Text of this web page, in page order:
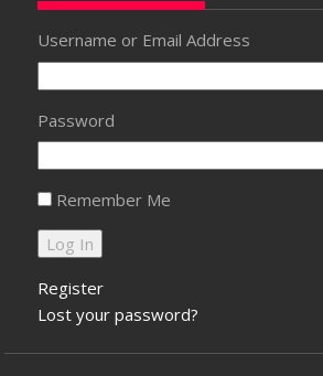
Username or Email Address
Password
Remember Me
Register
Lost your password?